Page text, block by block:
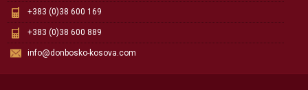
+383 (0)38 600 169
+383 (0)38 600 889
info@donbosko-kosova.com